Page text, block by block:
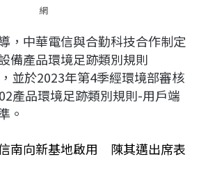
網
，中華電信與合勤科技合作制定
備產品環境足跡類別規則
，並於2023年第4季經環境部審核
產品環境足跡類別規則-用戶端
。
南向新基地啟用 陳其邁出席表